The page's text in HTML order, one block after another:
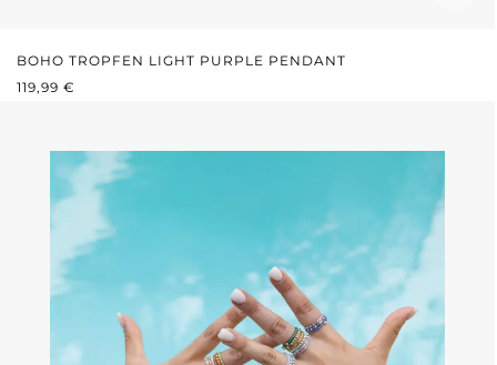
BOHO TROPFEN LIGHT PURPLE PENDANT
REGULÄRER PREIS:
119,99 €